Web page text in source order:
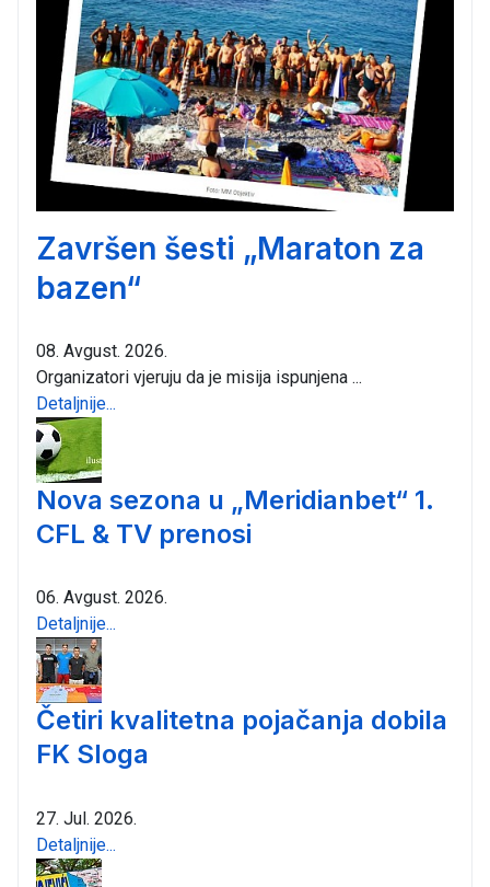
Završen šesti „Maraton za
bazen“
08. Avgust. 2026.
Organizatori vjeruju da je misija ispunjena ...
Detaljnije...
Nova sezona u „Meridianbet“ 1.
CFL & TV prenosi
06. Avgust. 2026.
Detaljnije...
Četiri kvalitetna pojačanja dobila
FK Sloga
27. Jul. 2026.
Detaljnije...